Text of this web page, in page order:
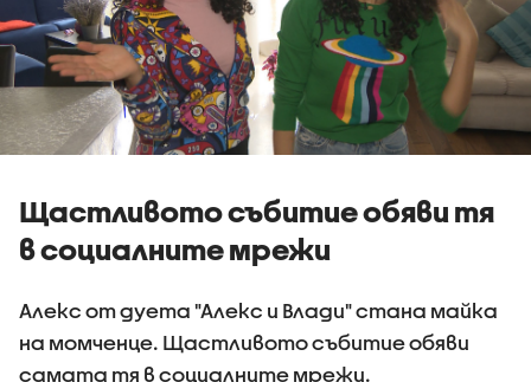
Щастливото събитие обяви тя
в социалните мрежи
Алекс от дуета "Алекс и Влади" стана майка
на момченце. Щастливото събитие обяви
самата тя в социалните мрежи.